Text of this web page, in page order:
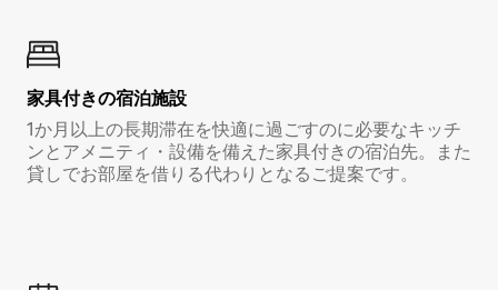
家具付き⁠の宿⁠泊⁠施⁠設
1か月以上の長期滞在を快適に過ごすのに必要なキッチ
ンとアメニティ・設備を備えた家具付きの宿泊先。また
貸しでお部屋を借りる代わりとなるご提案です。